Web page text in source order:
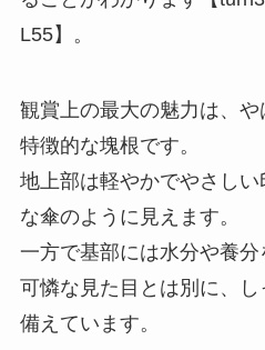
L55】。
観賞上の最大の魅力は、や
特徴的な塊根です。
地上部は軽やかでやさし
な傘のように見えます。
一方で基部には水分や養分
可憐な見た目とは別に、
備えています。